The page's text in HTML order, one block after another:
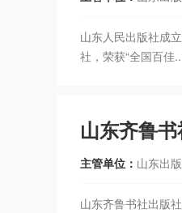
山东人民出版社成
社，荣获“全国百佳
山东齐鲁
主管单位： 山东出
山东齐鲁书社出版